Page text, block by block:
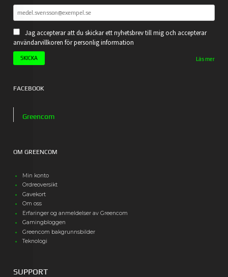
Jag accepterar att du skickar ett nyhetsbrev till mig och accepterar
användarvillkoren för personlig information
Läs mer
FACEBOOK
Greencom
OM GREENCOM
Min konto
Ordreoversikt
Gavekort
Om oss
Erfaringer og anmeldelser av Greencom
Gamingbloggen
Greencom bakgrunnsbilder
Teknologi
SUPPORT